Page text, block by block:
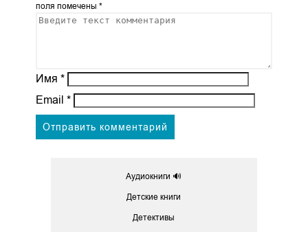
поля помечены *
Имя *
Email *
Аудиокниги 🔊
Детские книги
Детективы